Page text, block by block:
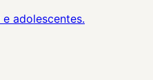
adolescentes.